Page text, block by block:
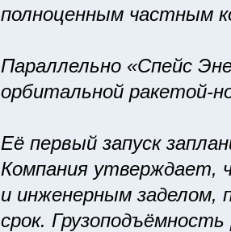
полноценным частным
Параллельно «Спейс
орбитальной ракетой-
Её первый запуск
Компания утверждает,
и инженерным заделом,
срок.